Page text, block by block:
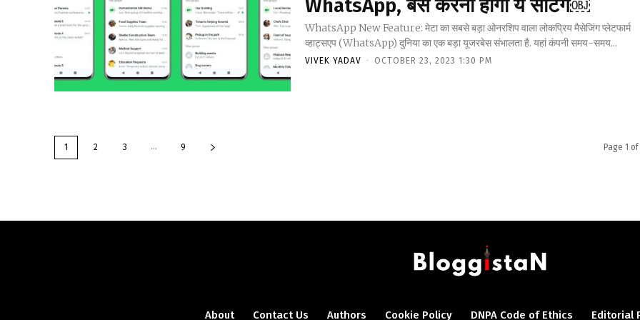
WhatsApp, बस करनी होगी ये सेटिंग￼
WhatsApp New Feature: मेटा का सबसे बड़ा ओनरशिप वाला लोकप्रिय मैसेजिंग प्लेटफार्म
व्हाट्सएप (WhatsApp) दुनिया का एक बड़ा यूजरबेस संभालता है. यहां कंपनी समय-समय...
VIVEK YADAV - OCTOBER 23, 2023 1:30 PM
1 2 3 ... 9 Page 1 of
About Contact Us Authors Cookie Policy DNPA Code of Ethics Editorial